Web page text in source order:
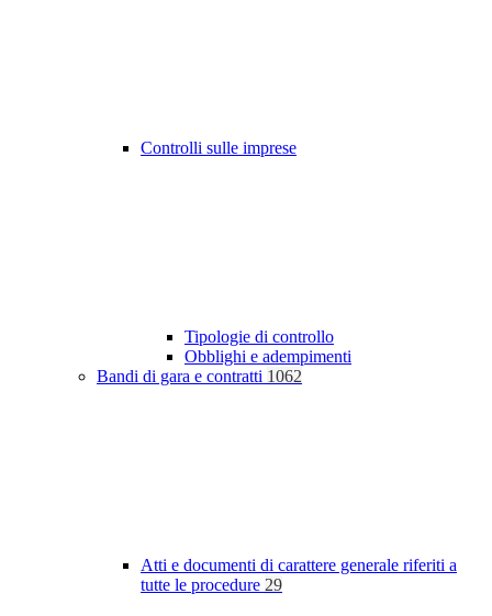
Controlli sulle imprese
Tipologie di controllo
Obblighi e adempimenti
Bandi di gara e contratti 1062
Atti e documenti di carattere generale riferiti a
tutte le procedure 29